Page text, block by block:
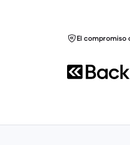
El compromiso